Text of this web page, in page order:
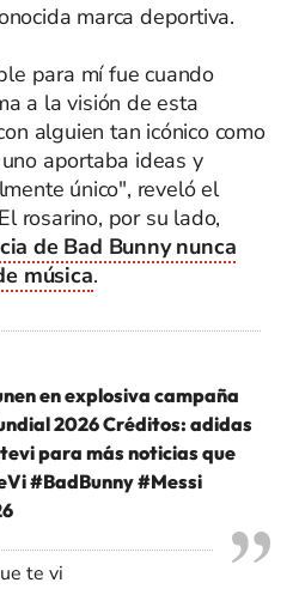
marca deportiva.
para mí fue cuando
a la visión de esta
alguien tan icónico como
aportaba ideas y
único", reveló el
rosarino, por su lado,
de Bad Bunny nunca
música.
en explosiva campaña
2026 Créditos: adidas
para más noticias que
#BadBunny#Messi
te vi